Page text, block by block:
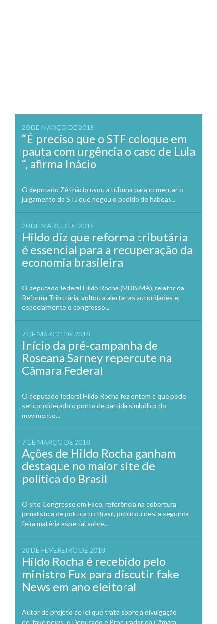
20 DE MARÇO DE 2018
“É preciso que o STF coloque em
pauta com urgência o caso de Lula
“, afirma Inácio
O deputado Zé Inácio usou a tribuna para comentar o
julgamento do STJ que negou o pedido de habeas...
20 DE MARÇO DE 2018
Hildo diz que reforma tributária
é essencial para a recuperação da
economia brasileira
O deputado federal Hildo Rocha (MDB/MA), relator da
Reforma Tributária, voltou a alertar as autoridades e,
especialmente o congresso...
7 DE MARÇO DE 2018
Início da pré-campanha de
Roseana Sarney repercute na
Câmara Federal
O deputado federal Hildo Rocha fez ontem o que pode
ser considerado o ponto de partida simbólico do
movimento...
7 DE MARÇO DE 2018
Ações de Hildo Rocha ganham
destaque no maior site de
política do Brasil
O site Congresso em Foco, referência na cobertura
jornalística de política no Brasil, publicou nesta segunda-
feira matéria especial sobre...
28 DE FEVEREIRO DE 2018
Hildo Rocha é recebido pelo
ministro Fux para discutir fake
News em ano eleitoral
Autor de projeto de lei que trata sobre a divulgação
de ‘fake news’, o Deputado e Procurador da Câmara